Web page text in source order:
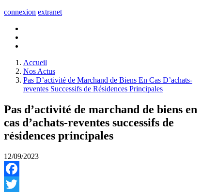
connexion extranet
Accueil
Nos Actus
Pas D’activité de Marchand de Biens En Cas D’achats-
reventes Successifs de Résidences Principales
Pas d’activité de marchand de biens en
cas d’achats-reventes successifs de
résidences principales
12/09/2023
Facebook